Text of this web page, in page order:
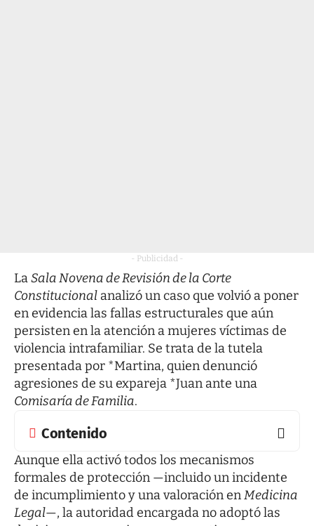
- Publicidad -
LaSala Novena de Revisión de la Corte
Constitucional analizó un caso que volvió a poner
en evidencia las fallas estructurales que aún
persisten en la atención a mujeres víctimas de
violencia intrafamiliar. Se trata de la tutela
presentada por *Martina, quien denunció
agresiones de su expareja *Juan ante una
Comisaría de Familia.
Contenido
Aunque ella activó todos los mecanismos
formales de protección —incluido un incidente
de incumplimiento y una valoración enMedicina
Legal—, la autoridad encargada no adoptó las